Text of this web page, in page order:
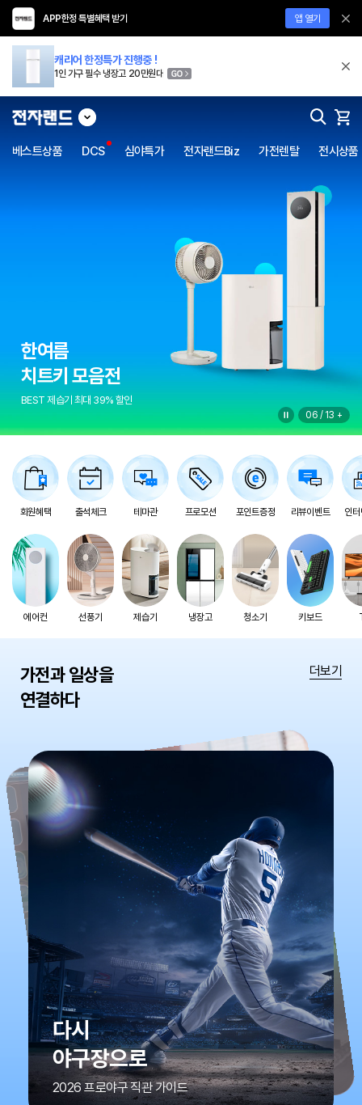
APP한정 특별혜택 받기 앱 열기
캐리어 한정특가 진행중 !
1인 가구 필수 냉장고 20만원대
베스트상품 DCS 심야특가 전자랜드Biz 가전렌탈 전시상품
한여름
치트키 모음전
BEST 제습기 최대 39% 할인
06 / 13
회원혜택 출석체크 테마관 프로모션 포인트증정 리뷰이벤트 인
에어컨 선풍기 제습기 냉장고 청소기 키보드
가전과 일상을
연결하다
더보기
다시
야구장으로
2026 프로야구 직관 가이드